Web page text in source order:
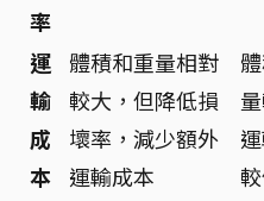
率
運
輸
成
本
體積和重量相對
較大，但降低損
壞率，減少額外
運輸成本